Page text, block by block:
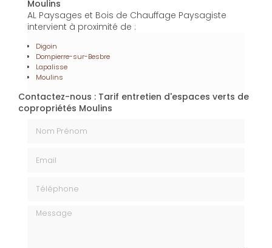
Email
Téléphone
Message
J'autorise ce site à conserver l'ensemble des données transmises